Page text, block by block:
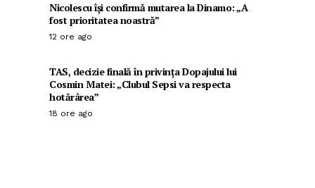
Nicolescu își confirmă mutarea la Dinamo: „A
fost prioritatea noastră”
12 ore ago
TAS, decizie finală în privința Dopajului lui
Cosmin Matei: „Clubul Sepsi va respecta
hotărârea”
18 ore ago